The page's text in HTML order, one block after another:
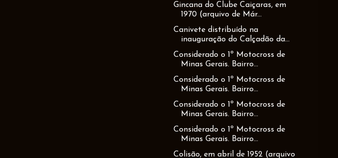
Gincana do Clube Caiçaras, em
1970 (arquivo de Már...
Canivete distribuído na
inauguração do Calçadão da...
Considerado o 1º Motocross de
Minas Gerais. Bairro...
Considerado o 1º Motocross de
Minas Gerais. Bairro...
Considerado o 1º Motocross de
Minas Gerais. Bairro...
Considerado o 1º Motocross de
Minas Gerais. Bairro...
Colisão, em abril de 1952 (arquivo